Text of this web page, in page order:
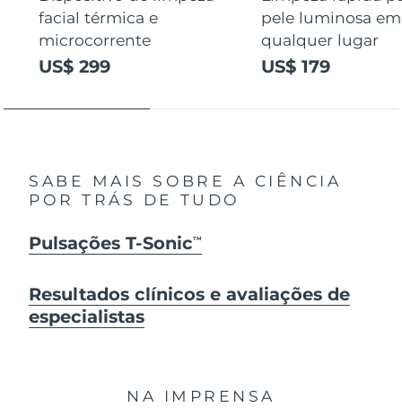
facial térmica e
microcorrente
US$ 299
pele luminosa em
qualquer lugar
US$ 179
SABE MAIS SOBRE A CIÊNCIA
POR TRÁS DE TUDO
Pulsações T-SonicTM
Resultados clínicos e avaliações de
especialistas
NA IMPRENSA